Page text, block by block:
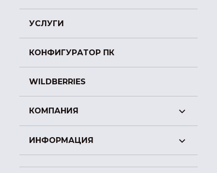
УСЛУГИ
КОНФИГУРАТОР ПК
WILDBERRIES
КОМПАНИЯ
ИНФОРМАЦИЯ